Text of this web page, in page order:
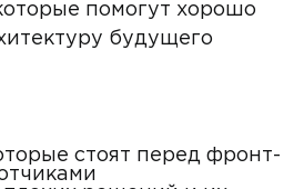
помогут хорошо
будущего
стоят перед фронт-